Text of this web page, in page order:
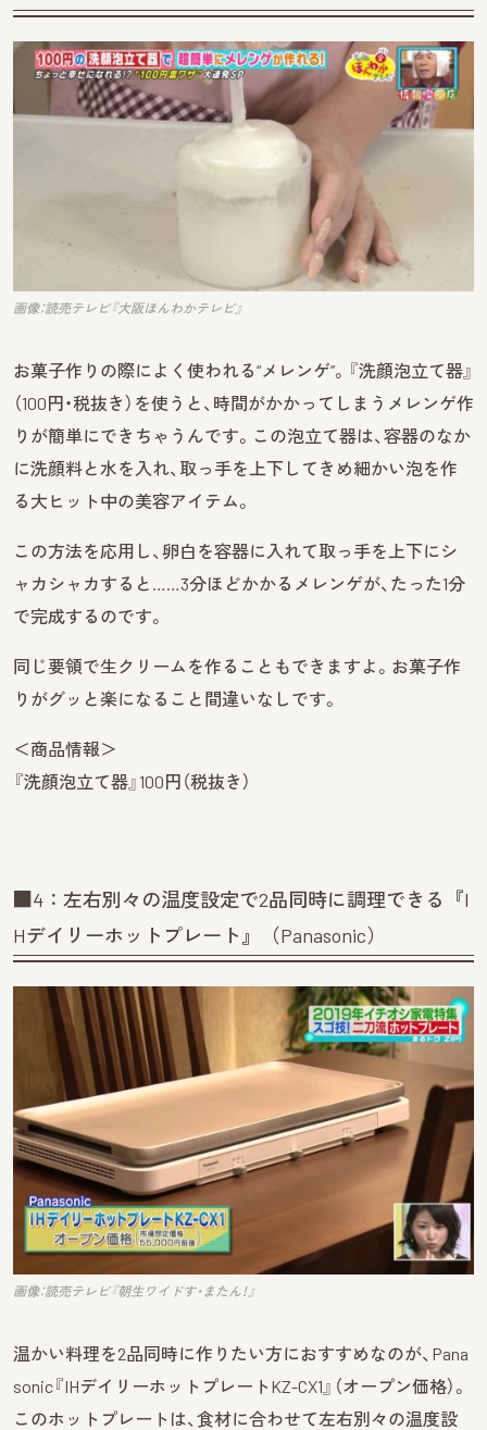
画像：読売テレビ『大阪ほんわかテレビ』
お菓子作りの際によく使われる“メレンゲ”。『洗顔泡立て器』
（100円・税抜き）を使うと、時間がかかってしまうメレンゲ作
りが簡単にできちゃうんです。この泡立て器は、容器のなか
に洗顔料と水を入れ、取っ手を上下してきめ細かい泡を作
る大ヒット中の美容アイテム。
この方法を応用し、卵白を容器に入れて取っ手を上下にシ
ャカシャカすると……3分ほどかかるメレンゲが、たった1分
で完成するのです。
同じ要領で生クリームを作ることもできますよ。お菓子作
りがグッと楽になること間違いなしです。
＜商品情報＞
『洗顔泡立て器』100円（税抜き）
■4：左右別々の温度設定で2品同時に調理できる『I
Hデイリーホットプレート』（Panasonic）
画像：読売テレビ『朝生ワイドす・またん！』
温かい料理を2品同時に作りたい方におすすめなのが、Pana
sonic『IHデイリーホットプレートKZ-CX1』（オープン価格）。
このホットプレートは、食材に合わせて左右別々の温度設